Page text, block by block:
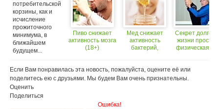
потребительской
корзины, как и
исчисление
прожиточного
минимума, в
ближайшем
будущем...
Пиво снижает
активность мозга
(18+)
Мед снижает
активность
бактерий,
Секрет долгой
жизни прост:
физическая и
Если Вам понравилась эта новость, пожалуйста, оцените её или
поделитесь ею с друзьями. Мы будем Вам очень признательны.
Оценить
Поделиться
Ошибка!